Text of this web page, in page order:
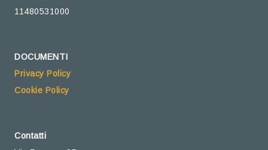
11480531000
DOCUMENTI
Privacy Policy
Cookie Policy
Contatti